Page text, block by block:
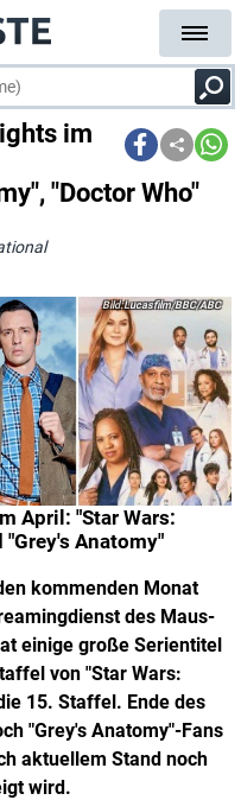
im
"Doctor Who"
April: "Star Wars:
"Grey's Anatomy"
Lucasfilm/BBC/ABC
kommenden Monat
des Maus-
einige große Serientitel
von "Star Wars:
15. Staffel. Ende des
"Grey's Anatomy"-Fans
aktuellem Stand noch
wird.